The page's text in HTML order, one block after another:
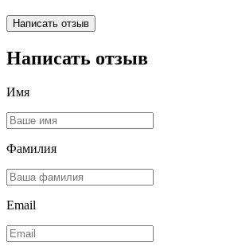
Написать отзыв
Написать отзыв
Имя
Фамилия
Email